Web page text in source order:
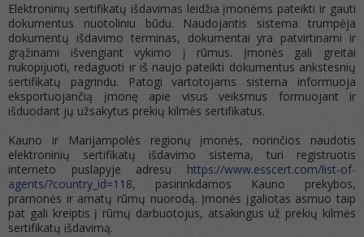
Elektroninių sertifikatų išdavimas leidžia įmonėms pateikti ir gauti
dokumentus nuotoliniu būdu. Naudojantis sistema trumpėja
dokumentų išdavimo terminas, dokumentai yra patvirtinami ir
grąžinami išvengiant vykimo į rūmus. Įmonės gali greitai
nukopijuoti, redaguoti ir iš naujo pateikti dokumentus ankstesnių
sertifikatų pagrindu. Patogi vartotojams sistema informuoja
eksportuojančią įmonę apie visus veiksmus formuojant ir
išduodant jų užsakytus prekių kilmės sertifikatus.
Kauno ir Marijampolės regionų įmonės, norinčios naudotis
elektroninių sertifikatų išdavimo sistema, turi registruotis
interneto puslapyje adresu https://www.esscert.com/list-of-
agents/?country_id=118, pasirinkdamos Kauno prekybos,
pramonės ir amatų rūmų nuorodą. Įmonės įgaliotas asmuo taip
pat gali kreiptis į rūmų darbuotojus, atsakingus už prekių kilmės
sertifikatų išdavimą.